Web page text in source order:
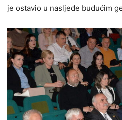
je ostavio u nasljeđe budućim